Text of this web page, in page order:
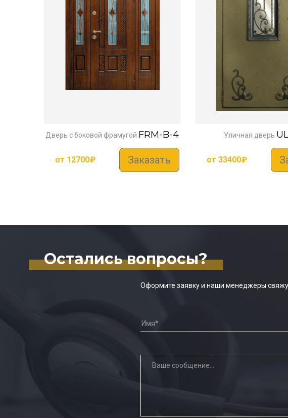
Дверь с боковой фрамугой FRM-B-4
от 12700₽ Заказать
Уличная дверь
от 33400₽
Остались вопросы?
Оформите заявку и наши менеджеры